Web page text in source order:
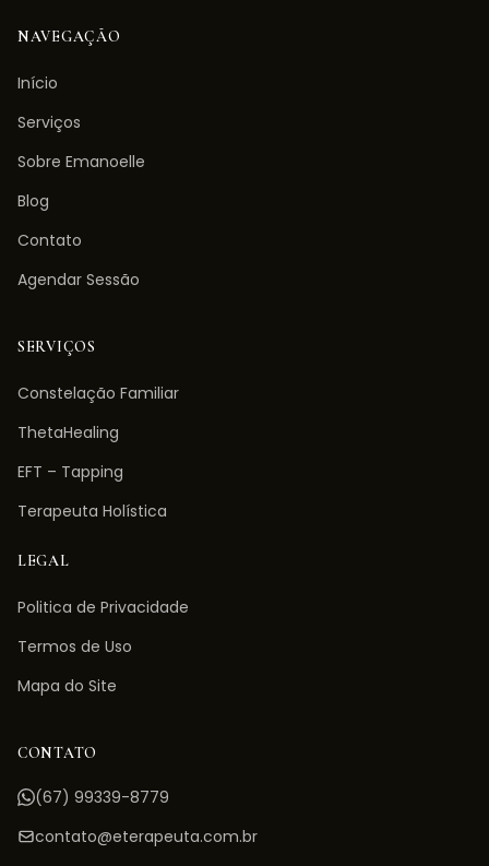
NAVEGAÇÃO
Início
Serviços
Sobre Emanoelle
Blog
Contato
Agendar Sessão
SERVIÇOS
Constelação Familiar
ThetaHealing
EFT – Tapping
Terapeuta Holística
LEGAL
Politica de Privacidade
Termos de Uso
Mapa do Site
CONTATO
(67) 99339-8779
contato@eterapeuta.com.br